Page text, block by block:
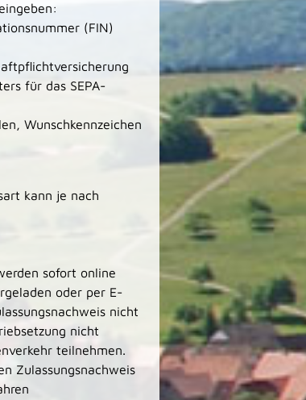
(FIN)
für das SEPA-
Wunschkennzeichen
kann je nach
sofort online
oder per E-
nicht
nicht
teilnehmen.
Zulassungsnachweis